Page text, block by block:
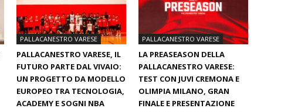
PALLACANESTRO VARESE
PALLACANESTRO VARESE, IL
FUTURO PARTE DAL VIVAIO:
UN PROGETTO DA MODELLO
EUROPEO TRA TECNOLOGIA,
ACADEMY E SOGNI NBA
PALLACANESTRO VARESE
LA PREASEASON DELLA
PALLACANESTRO VARESE:
TEST CON JUVI CREMONA E
OLIMPIA MILANO, GRAN
FINALE E PRESENTAZIONE